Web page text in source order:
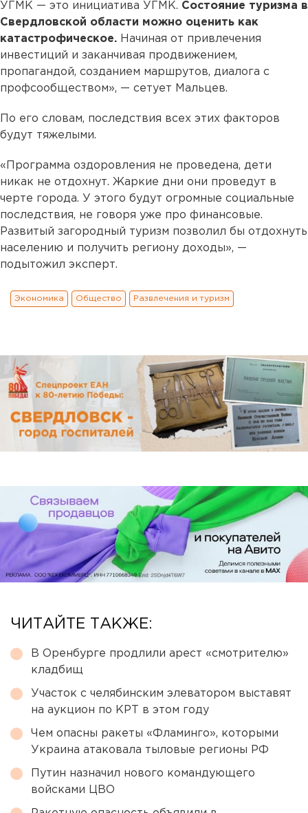
УГМК — это инициатива УГМК. Состояние туризма в
Свердловской области можно оценить как
катастрофическое. Начиная от привлечения
инвестиций и заканчивая продвижением,
пропагандой, созданием маршрутов, диалога с
профсообществом», — сетует Мальцев.
По его словам, последствия всех этих факторов
будут тяжелыми.
«Программа оздоровления не проведена, дети
никак не отдохнут. Жаркие дни они проведут в
черте города. У этого будут огромные социальные
последствия, не говоря уже про финансовые.
Развитый загородный туризм позволил бы отдохнуть
населению и получить региону доходы», —
подытожил эксперт.
Экономика Общество Развлечения и туризм
ЧИТАЙТЕ ТАКЖЕ:
В Оренбурге продлили арест «смотрителю»
кладбищ
Участок с челябинским элеватором выставят
на аукцион по КРТ в этом году
Чем опасны ракеты «Фламинго», которыми
Украина атаковала тыловые регионы РФ
Путин назначил нового командующего
войсками ЦВО